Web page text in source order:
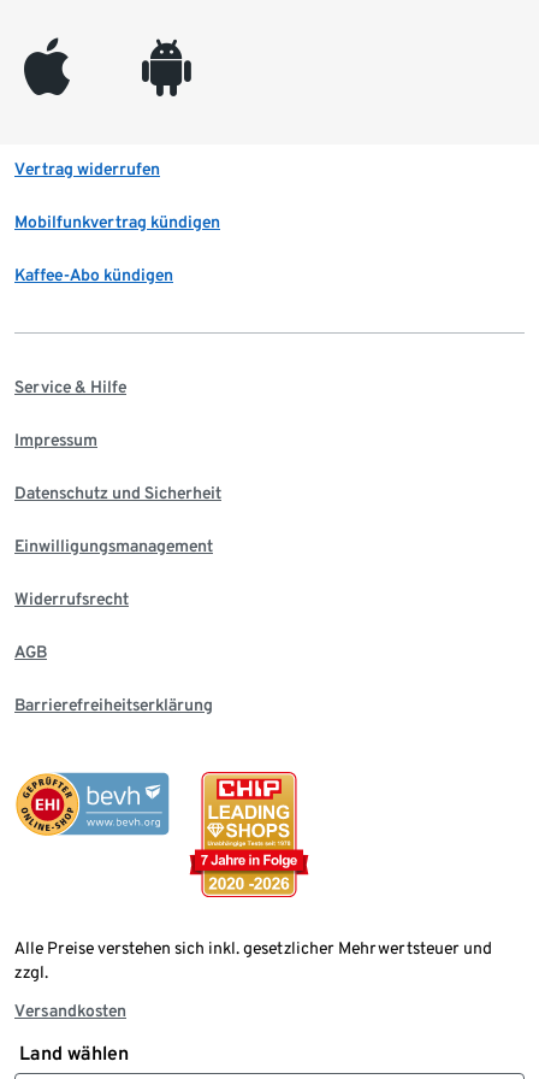
appleinc android
Vertrag widerrufen
Mobilfunkvertrag kündigen
Kaffee-Abo kündigen
Service & Hilfe
Impressum
Datenschutz und Sicherheit
Einwilligungsmanagement
Widerrufsrecht
AGB
Barrierefreiheitserklärung
Alle Preise verstehen sich inkl. gesetzlicher Mehrwertsteuer und
zzgl.
Versandkosten
Land wählen